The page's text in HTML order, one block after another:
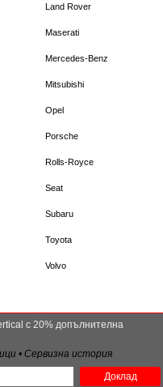
Land Rover
Maserati
Mercedes-Benz
Mitsubishi
Opel
Porsche
Rolls-Royce
Seat
Subaru
Toyota
Volvo
с 20% допълнителна
• Сервизна история
Доклад